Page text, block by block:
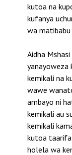
kutoa na
kufanya
wa
Aidha
yanayoweza
kemikali na
wawe
ambayo ni
kemikali au
kemikali
kutoa taarifa
holela wa